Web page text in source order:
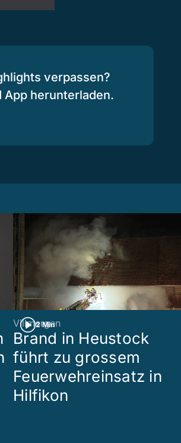
verpassen?
App herunterladen.
2 Min
Villmergen
Brand in Heustock
führt zu grossem
Feuerwehreinsatz in
Hilfikon